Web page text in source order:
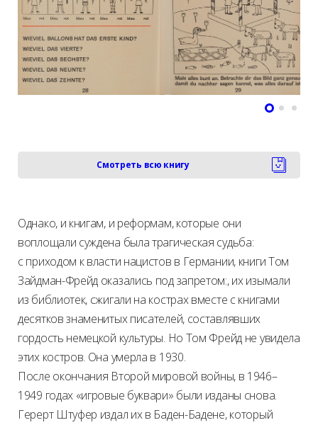
Смотреть всю книгу
Однако, и книгам, и реформам, которые они
воплощали суждена была трагическая судьба:
с приходом к власти нацистов в Германии, книги Том
Зайдман-Фрейд оказались под запретом:, их изымали
из библиотек, сжигали на кострах вместе с книгами
десятков знаменитых писателей, составлявших
гордость немецкой культуры. Но Том Фрейд не увидела
этих костров. Она умерла в 1930.
После окончания Второй мировой войны, в 1946–
1949 годах «игровые буквари» были изданы снова.
Герерт Штуфер издал их в Баден-Бадене, который